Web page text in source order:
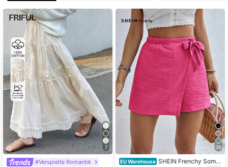
4,78 676K Follower
4,78
4,78 676K Follower
676K Follower
4,78 676K Follower
7
#Verspielte Romantik
29
EU Warehouse SHEIN Frenchy Somm